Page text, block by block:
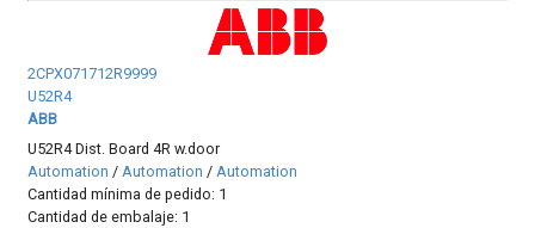
2CPX071712R9999
U52R4
ABB
U52R4 Dist. Board 4R w.door
Automation /Automation /Automation
Cantidad mínima de pedido: 1
Cantidad de embalaje: 1